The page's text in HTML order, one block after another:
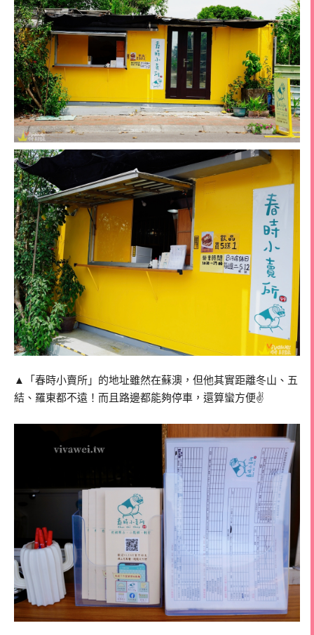
▲「春時小賣所」的地址雖然在蘇澳，但他其實距離冬山、五
結、羅東都不遠！而且路邊都能夠停車，還算蠻方便✌